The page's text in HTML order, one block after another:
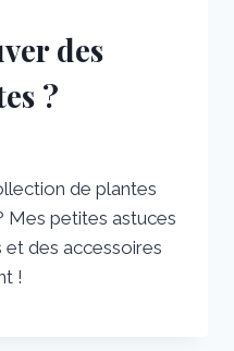
des
?
de plantes
Mes petites astuces
des accessoires
!